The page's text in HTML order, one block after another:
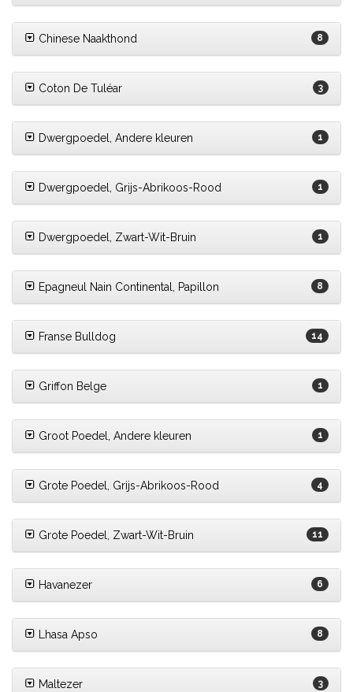
Chinese Naakthond 8
Coton De Tuléar 3
Dwergpoedel, Andere kleuren 1
Dwergpoedel, Grijs-Abrikoos-Rood 1
Dwergpoedel, Zwart-Wit-Bruin 1
Epagneul Nain Continental, Papillon 8
Franse Bulldog 14
Griffon Belge 1
Groot Poedel, Andere kleuren 1
Grote Poedel, Grijs-Abrikoos-Rood 4
Grote Poedel, Zwart-Wit-Bruin 11
Havanezer 6
Lhasa Apso 8
Maltezer 3